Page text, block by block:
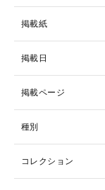
掲載紙
掲載日
掲載ページ
種別
コレクション